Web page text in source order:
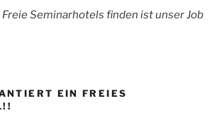
Freie Seminarhotels finden ist unser Job
EIN FREIES